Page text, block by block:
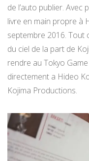
de l’auto publier.
livre en main propre à
septembre 2016. Tout
du ciel de la part de
rendre au Tokyo
directement a Hideo
Kojima Productions.